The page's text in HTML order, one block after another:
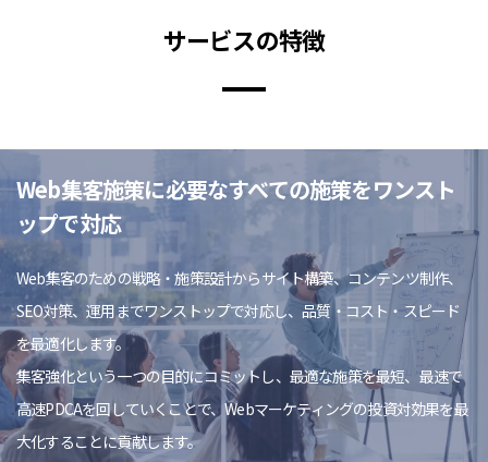
サービスの特徴
Web集客施策に必要なすべての施策をワンスト
ップで対応
Web集客のための戦略・施策設計からサイト構築、コンテンツ制作、
SEO対策、運用までワンストップで対応し、品質・コスト・スピード
を最適化します。
集客強化という一つの目的にコミットし、最適な施策を最短、最速で
高速PDCAを回していくことで、Webマーケティングの投資対効果を最
大化することに貢献します。